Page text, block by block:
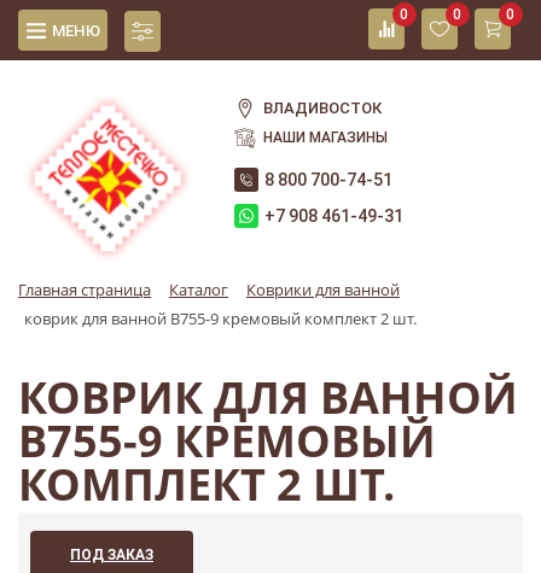
МЕНЮ
0 0 0
ВЛАДИВОСТОК
НАШИ МАГАЗИНЫ
8 800 700-74-51
+7 908 461-49-31
Главная страница Каталог
Коврики для ванной
коврик для ванной B755-9 кремовый комплект 2 шт.
КОВРИК ДЛЯ ВАННОЙ
B755-9 КРЕМОВЫЙ
КОМПЛЕКТ 2 ШТ.
ПОД ЗАКАЗ